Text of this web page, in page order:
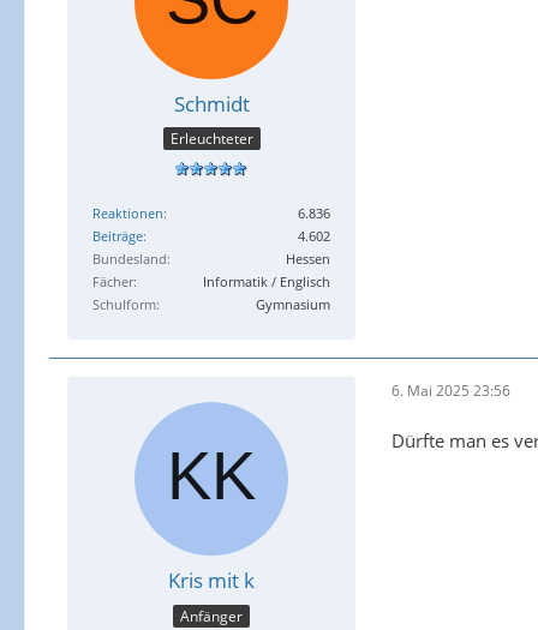
Schmidt
Erleuchteter
Reaktionen
6.836
Beiträge
4.602
Bundesland
Hessen
Fächer
Informatik / Englisch
Schulform
Gymnasium
Kris mit k
Anfänger
6. Mai 2025 23:56
Dürfte man es